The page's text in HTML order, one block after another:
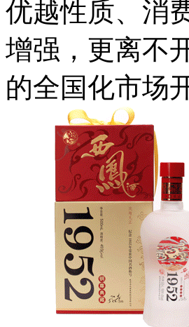
优越性质、消
增强，更离不
的全国化市场